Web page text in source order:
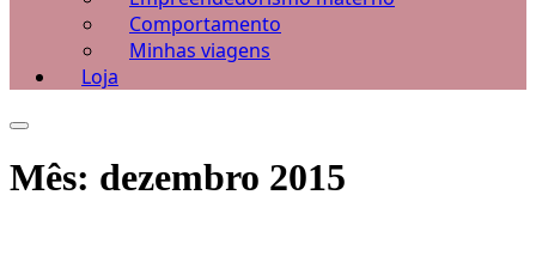
Comportamento
Minhas viagens
Loja
Mês: dezembro 2015